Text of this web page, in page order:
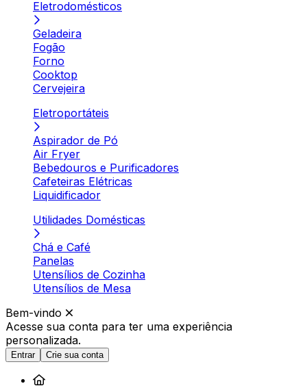
Eletrodomésticos
Geladeira
Fogão
Forno
Cooktop
Cervejeira
Eletroportáteis
Aspirador de Pó
Air Fryer
Bebedouros e Purificadores
Cafeteiras Elétricas
Liquidificador
Utilidades Domésticas
Chá e Café
Panelas
Utensílios de Cozinha
Utensílios de Mesa
Bem-vindo
Acesse sua conta para ter uma experiência
personalizada.
Entrar Crie sua conta